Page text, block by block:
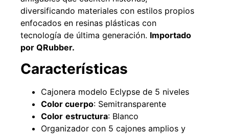
diversificando materiales con estilos propios
enfocados en resinas plásticas con
tecnología de última generación. Importado
por QRubber.
Características
Cajonera modelo Eclypse de 5 niveles
Color cuerpo: Semitransparente
Color estructura: Blanco
Organizador con 5 cajones amplios y
Agregar al carrito